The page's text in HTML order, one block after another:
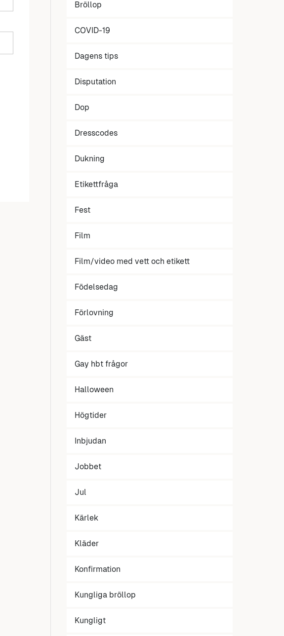
Bröllop
COVID-19
Dagens tips
Disputation
Dop
Dresscodes
Dukning
Etikettfråga
Fest
Film
Film/video med vett och etikett
Födelsedag
Förlovning
Gäst
Gay hbt frågor
Halloween
Högtider
Inbjudan
Jobbet
Jul
Kärlek
Kläder
Konfirmation
Kungliga bröllop
Kungligt